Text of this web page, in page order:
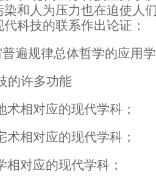
和人为压力也在迫使人
科技的联系作出论证：
遍规律总体哲学的应用
的许多功能
相对应的现代学科；
相对应的现代学科；
对应的现代学科；